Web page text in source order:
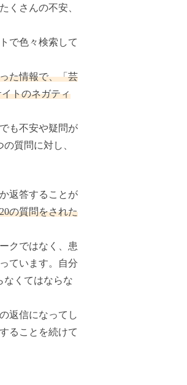
くさんの不安、
で色々検索して
た情報で、「芸
トのネガティ
も不安や疑問が
質問に対し、
返答することが
の質問をされた
クではなく、患
ています。自分
なくてはならな
返信になってし
ることを続けて